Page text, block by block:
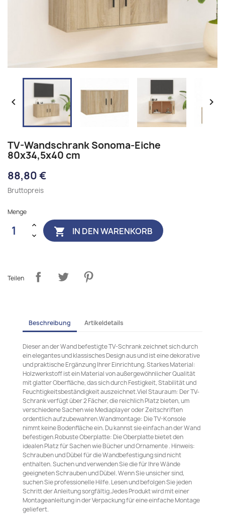
 
TV-Wandschrank Sonoma-Eiche
80x34,5x40 cm
88,80 €
Bruttopreis
Menge
 IN DEN WARENKORB
Teilen
Beschreibung Artikeldetails
Dieser an der Wand befestigte TV-Schrank zeichnet sich durch
ein elegantes und klassisches Design aus und ist eine dekorative
und praktische Ergänzung Ihrer Einrichtung. Starkes Material:
Holzwerkstoff ist ein Material von außergewöhnlicher Qualität
mit glatter Oberfläche, das sich durch Festigkeit, Stabilität und
Feuchtigkeitsbeständigkeit auszeichnet.Viel Stauraum: Der TV-
Schrank verfügt über 2 Fächer, die reichlich Platz bieten, um
verschiedene Sachen wie Mediaplayer oder Zeitschriften
ordentlich aufzubewahren.Wandmontage: Die TV-Konsole
nimmt keine Bodenfläche ein. Du kannst sie einfach an der Wand
befestigen.Robuste Oberplatte: Die Oberplatte bietet den
idealen Platz für Sachen wie Bücher und Ornamente . Hinweis:
Schrauben und Dübel für die Wandbefestigung sind nicht
enthalten. Suchen und verwenden Sie die für Ihre Wände
geeigneten Schrauben und Dübel. Wenn Sie unsicher sind,
suchen Sie professionelle Hilfe. Lesen und befolgen Sie jeden
Schritt der Anleitung sorgfältig.Jedes Produkt wird mit einer
Montageanleitung in der Verpackung für eine einfache Montage
geliefert.